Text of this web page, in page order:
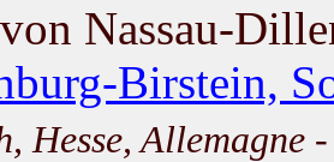
Nassau-
Birstein,
Hesse, Allemagne